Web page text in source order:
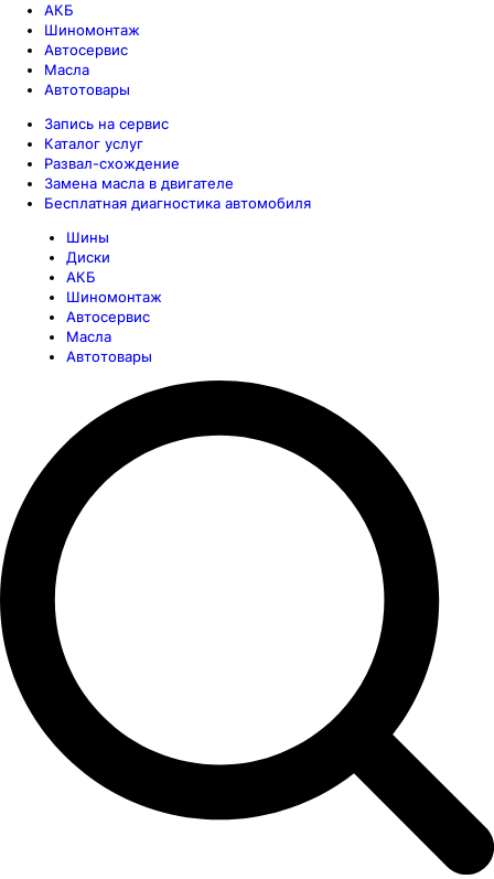
АКБ
Шиномонтаж
Автосервис
Масла
Автотовары
Запись на сервис
Каталог услуг
Развал-схождение
Замена масла в двигателе
Бесплатная диагностика автомобиля
Шины
Диски
АКБ
Шиномонтаж
Автосервис
Масла
Автотовары